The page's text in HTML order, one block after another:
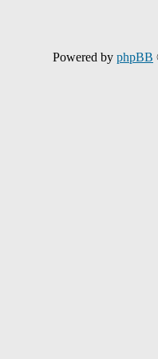
Powered by phpBB